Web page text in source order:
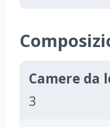
Camere da
3